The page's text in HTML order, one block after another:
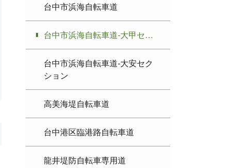
台中市浜海自転車道
台中市浜海自転車道-大甲セクション
台中市浜海自転車道-大安セク
ション
高美海堤自転車道
台中港区臨港路自転車道
龍井堤防自転車専用道